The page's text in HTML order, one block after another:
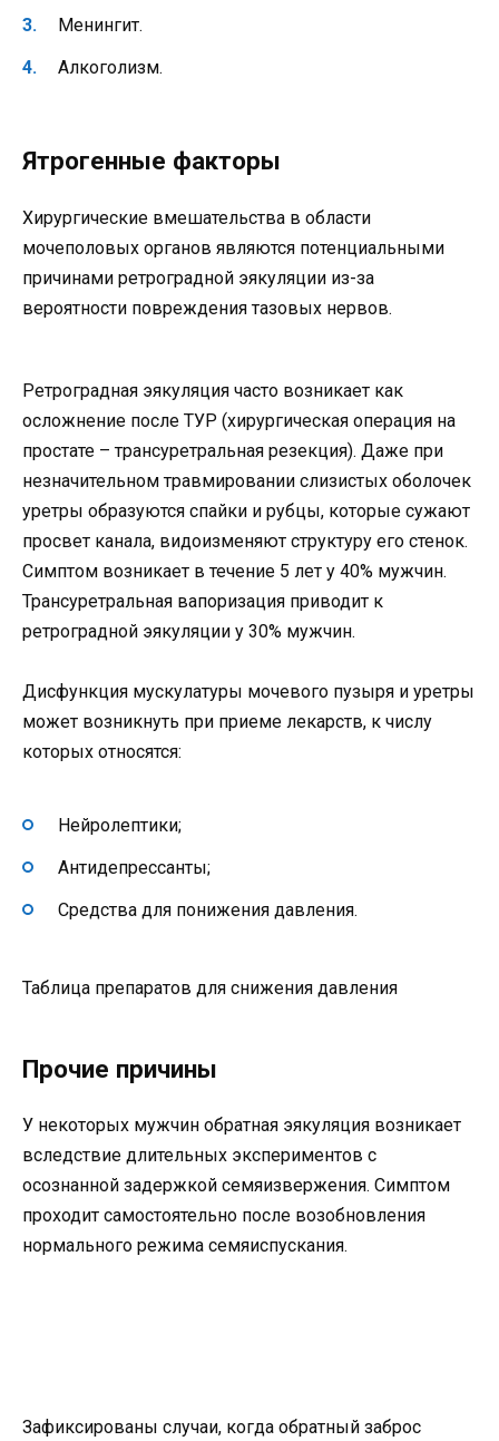
Менингит.
Алкоголизм.
Ятрогенные факторы
Хирургические вмешательства в области
мочеполовых органов являются потенциальными
причинами ретроградной эякуляции из-за
вероятности повреждения тазовых нервов.
Ретроградная эякуляция часто возникает как
осложнение после ТУР (хирургическая операция на
простате – трансуретральная резекция). Даже при
незначительном травмировании слизистых оболочек
уретры образуются спайки и рубцы, которые сужают
просвет канала, видоизменяют структуру его стенок.
Симптом возникает в течение 5 лет у 40% мужчин.
Трансуретральная вапоризация приводит к
ретроградной эякуляции у 30% мужчин.
Дисфункция мускулатуры мочевого пузыря и уретры
может возникнуть при приеме лекарств, к числу
которых относятся:
Нейролептики;
Антидепрессанты;
Средства для понижения давления.
Таблица препаратов для снижения давления
Прочие причины
У некоторых мужчин обратная эякуляция возникает
вследствие длительных экспериментов с
осознанной задержкой семяизвержения. Симптом
проходит самостоятельно после возобновления
нормального режима семяиспускания.
Зафиксированы случаи, когда обратный заброс